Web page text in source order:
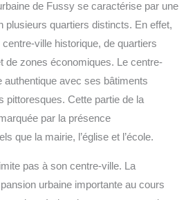
de Fussy se caractérise par une
plusieurs quartiers distincts. En effet,
ville historique, de quartiers
de zones économiques. Le centre-
avec ses bâtiments
pittoresques. Cette partie de la
par la présence
que la mairie, l’église et l’école.
pas à son centre-ville. La
urbaine importante au cours